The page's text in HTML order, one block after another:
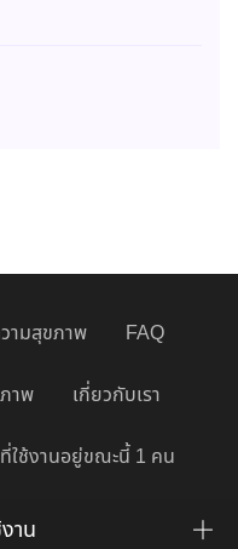
ามสุขภาพ FAQ
าพ เกี่ยวกับเรา
ใช้งานอยู่ขณะนี้ 1 คน
าน